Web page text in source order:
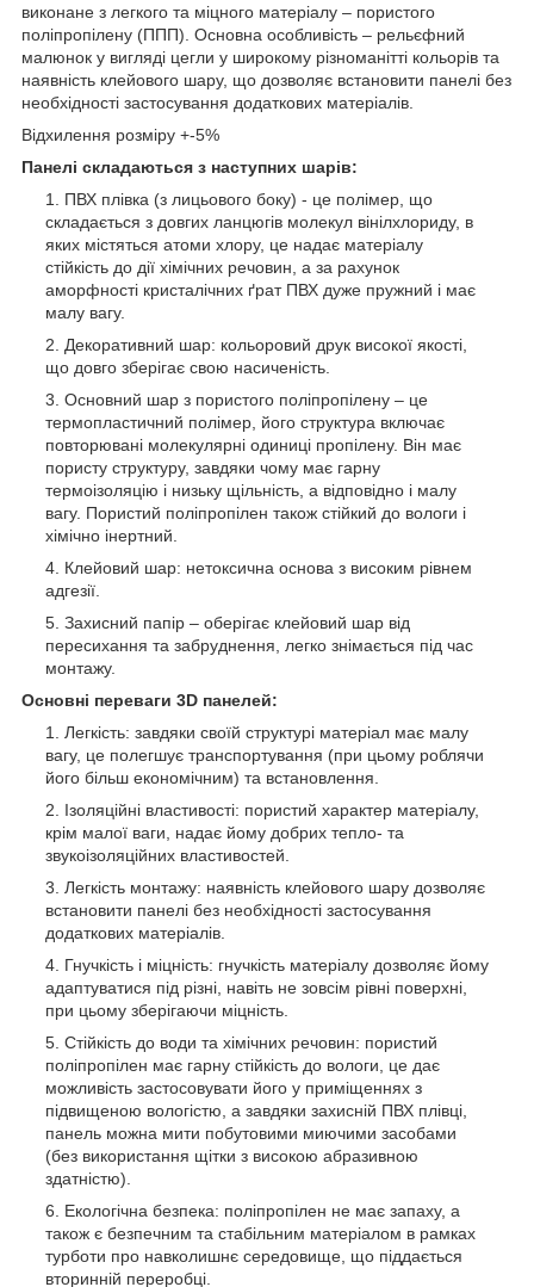
виконане з легкого та міцного матеріалу – пористого
поліпропілену (ППП). Основна особливість – рельєфний
малюнок у вигляді цегли у широкому різноманітті кольорів та
наявність клейового шару, що дозволяє встановити панелі без
необхідності застосування додаткових матеріалів.
Відхилення розміру +-5%
Панелі складаються з наступних шарів:
ПВХ плівка (з лицьового боку) - це полімер, що
складається з довгих ланцюгів молекул вінілхлориду, в
яких містяться атоми хлору, це надає матеріалу
стійкість до дії хімічних речовин, а за рахунок
аморфності кристалічних ґрат ПВХ дуже пружний і має
малу вагу.
Декоративний шар: кольоровий друк високої якості,
що довго зберігає свою насиченість.
Основний шар з пористого поліпропілену – це
термопластичний полімер, його структура включає
повторювані молекулярні одиниці пропілену. Він має
пористу структуру, завдяки чому має гарну
термоізоляцію і низьку щільність, а відповідно і малу
вагу. Пористий поліпропілен також стійкий до вологи і
хімічно інертний.
Клейовий шар: нетоксична основа з високим рівнем
адгезії.
Захисний папір – оберігає клейовий шар від
пересихання та забруднення, легко знімається під час
монтажу.
Основні переваги 3D панелей:
Легкість: завдяки своїй структурі матеріал має малу
вагу, це полегшує транспортування (при цьому роблячи
його більш економічним) та встановлення.
Ізоляційні властивості: пористий характер матеріалу,
крім малої ваги, надає йому добрих тепло- та
звукоізоляційних властивостей.
Легкість монтажу: наявність клейового шару дозволяє
встановити панелі без необхідності застосування
додаткових матеріалів.
Гнучкість і міцність: гнучкість матеріалу дозволяє йому
адаптуватися під різні, навіть не зовсім рівні поверхні,
при цьому зберігаючи міцність.
Стійкість до води та хімічних речовин: пористий
поліпропілен має гарну стійкість до вологи, це дає
можливість застосовувати його у приміщеннях з
підвищеною вологістю, а завдяки захисній ПВХ плівці,
панель можна мити побутовими миючими засобами
(без використання щітки з високою абразивною
здатністю).
Екологічна безпека: поліпропілен не має запаху, а
також є безпечним та стабільним матеріалом в рамках
турботи про навколишнє середовище, що піддається
вторинній переробці.